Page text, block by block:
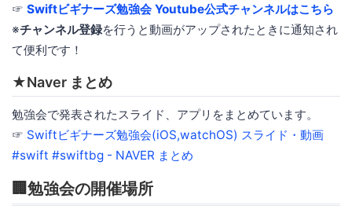
☞ Swiftビギナーズ勉強会 Youtube公式チャンネルはこちら
※チャンネル登録を行うと動画がアップされたときに通知され
て便利です！
★Naver まとめ
勉強会で発表されたスライド、アプリをまとめています。
☞ Swiftビギナーズ勉強会(iOS,watchOS) スライド・動画
#swift #swiftbg - NAVER まとめ
🏢勉強会の開催場所